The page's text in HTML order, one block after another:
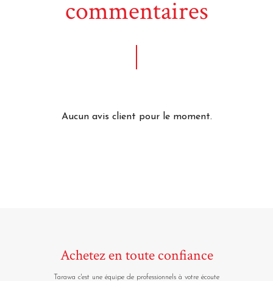
commentaires
Aucun avis client pour le moment.
Achetez en toute confiance
Tarawa c'est une équipe de professionnels à votre écoute